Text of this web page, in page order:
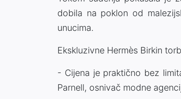
dobila na poklon od
unucima.
Ekskluzivne Hermès Birkin
- Cijena je praktično bez
Parnell, osnivač modne